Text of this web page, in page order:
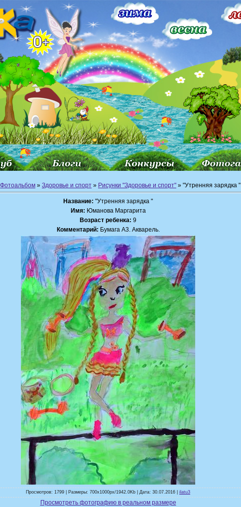
Фотоальбом » Здоровье и спорт » Рисунки "Здоровье и спорт" » "Утренняя зарядка "
Название: "Утренняя зарядка "
Имя: Юманова Маргарита
Возраст ребенка: 9
Комментарий: Бумага А3. Акварель.
Просмотров: 1799 | Размеры: 700x1000px/1942.0Kb | Дата: 30.07.2016 | ilatu3
Просмотреть фотографию в реальном размере